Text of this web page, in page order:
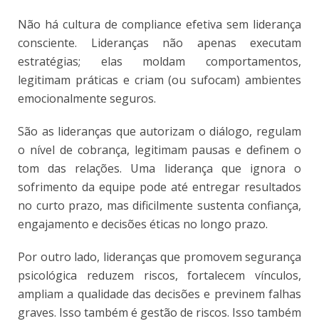
Não há cultura de compliance efetiva sem liderança
consciente. Lideranças não apenas executam
estratégias; elas moldam comportamentos,
legitimam práticas e criam (ou sufocam) ambientes
emocionalmente seguros.
São as lideranças que autorizam o diálogo, regulam
o nível de cobrança, legitimam pausas e definem o
tom das relações. Uma liderança que ignora o
sofrimento da equipe pode até entregar resultados
no curto prazo, mas dificilmente sustenta confiança,
engajamento e decisões éticas no longo prazo.
Por outro lado, lideranças que promovem segurança
psicológica reduzem riscos, fortalecem vínculos,
ampliam a qualidade das decisões e previnem falhas
graves. Isso também é gestão de riscos. Isso também